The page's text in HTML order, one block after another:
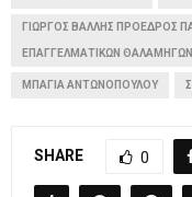
ΓΙΏΡΓΟΣ ΒΆΛΛΗΣ ΠΡΌΕΔΡΟΣ
ΕΠΑΓΓΕΛΜΑΤΙΚΏΝ ΘΑΛΑΜΗΓΏΝ
ΜΠΆΓΙΑ ΑΝΤΩΝΟΠΟΎΛΟΥ
SHARE 0